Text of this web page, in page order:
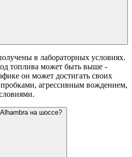
в лабораторных условиях.
топлива может быть выше -
он может достигать своих
агрессивным вождением,
на шоссе?